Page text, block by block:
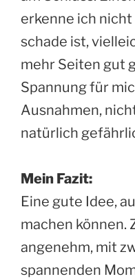
erkenne ich
schade ist,
mehr Seiten gut
Spannung für
Ausnahmen,
natürlich
Mein Fazit:
Eine gute Idee,
machen können.
angenehm, mit
spannenden